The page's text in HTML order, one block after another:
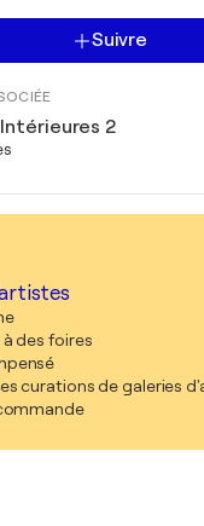
Suivre
2
des foires
curations de galeries